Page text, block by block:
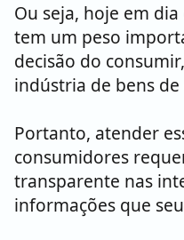
Ou seja, hoje em
tem um peso
decisão do
indústria de bens
Portanto, atender
consumidores
transparente nas
informações que